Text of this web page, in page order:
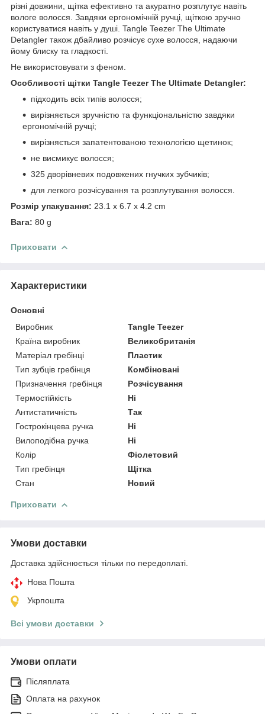
різні довжини, щітка ефективно та акуратно розплутує навіть
вологе волосся. Завдяки ергономічній ручці, щіткою зручно
користуватися навіть у душі. Tangle Teezer The Ultimate
Detangler також дбайливо розчісує сухе волосся, надаючи
йому блиску та гладкості.
Не використовувати з феном.
Особливості щітки Tangle Teezer The Ultimate Detangler:
підходить всіх типів волосся;
вирізняється зручністю та функціональністю завдяки
ергономічній ручці;
вирізняється запатентованою технологією щетинок;
не висмикує волосся;
325 дворівневих подовжених гнучких зубчиків;
для легкого розчісування та розплутування волосся.
Розмір упакування: 23.1 x 6.7 x 4.2 cm
Вага: 80 g
Приховати
Характеристики
Основні
Виробник
Tangle Teezer
Країна виробник
Великобританія
Матеріал гребінці
Пластик
Тип зубців гребінця
Комбіновані
Призначення гребінця
Розчісування
Термостійкість
Ні
Антистатичність
Так
Гострокінцева ручка
Ні
Вилоподібна ручка
Ні
Колір
Фіолетовий
Тип гребінця
Щітка
Стан
Новий
Приховати
Умови доставки
Доставка здійснюється тільки по передоплаті.
Нова Пошта
Укрпошта
Всі умови доставки
Умови оплати
Післяплата
Оплата на рахунок